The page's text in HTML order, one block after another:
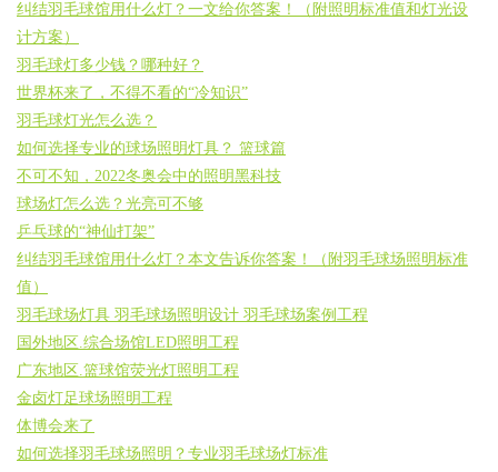
纠结羽毛球馆用什么灯？一文给你答案！（附照明标准值和灯光设
计方案）
羽毛球灯多少钱？哪种好？
世界杯来了，不得不看的“冷知识”
羽毛球灯光怎么选？
如何选择专业的球场照明灯具？ 篮球篇
不可不知，2022冬奥会中的照明黑科技
球场灯怎么选？光亮可不够
乒乓球的“神仙打架”
纠结羽毛球馆用什么灯？本文告诉你答案！（附羽毛球场照明标准
值）
羽毛球场灯具 羽毛球场照明设计 羽毛球场案例工程
国外地区.综合场馆LED照明工程
广东地区.篮球馆荧光灯照明工程
金卤灯足球场照明工程
体博会来了
如何选择羽毛球场照明？专业羽毛球场灯标准